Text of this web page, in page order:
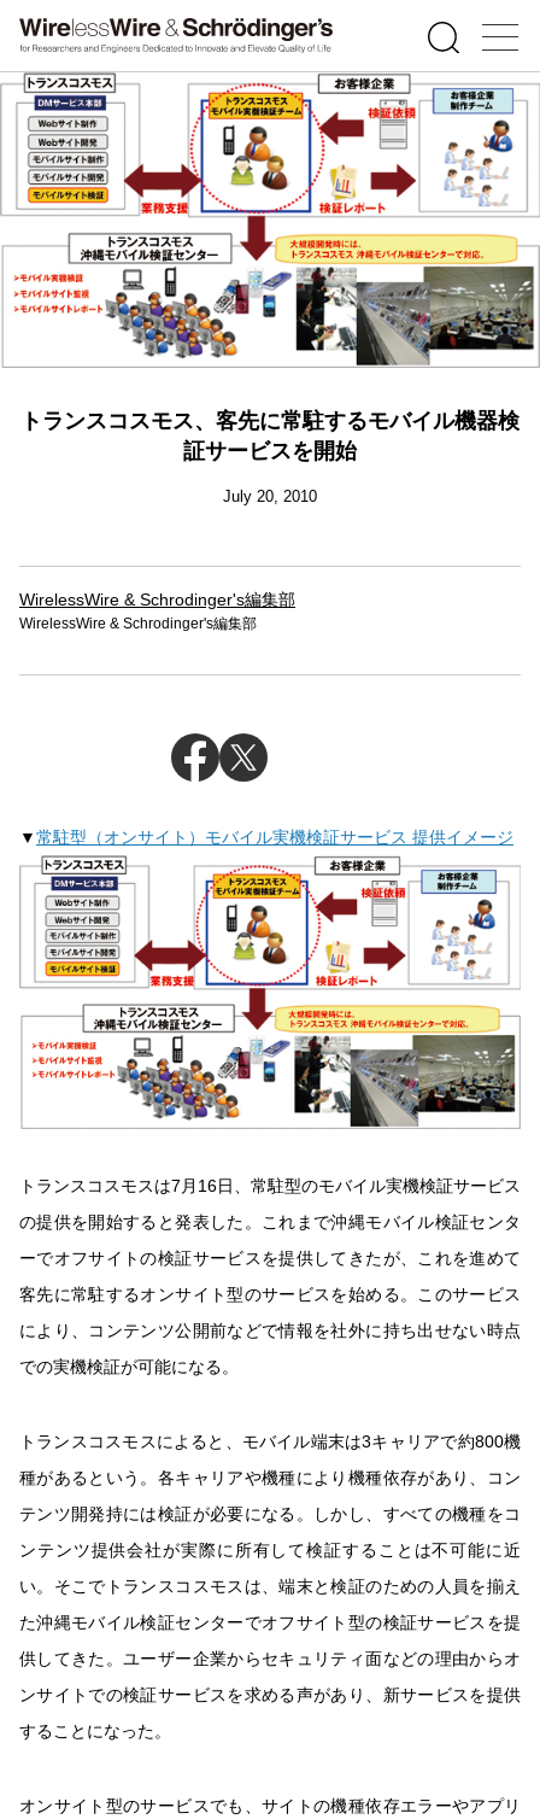
トランスコスモス、客先に常駐するモバイル機器検
証サービスを開始
July 20, 2010
WirelessWire & Schrodinger's編集部
WirelessWire & Schrodinger's編集部
▼常駐型（オンサイト）モバイル実機検証サービス 提供イメージ
トランスコスモスは7月16日、常駐型のモバイル実機検証サービス
の提供を開始すると発表した。これまで沖縄モバイル検証センタ
ーでオフサイトの検証サービスを提供してきたが、これを進めて
客先に常駐するオンサイト型のサービスを始める。このサービス
により、コンテンツ公開前などで情報を社外に持ち出せない時点
での実機検証が可能になる。
トランスコスモスによると、モバイル端末は3キャリアで約800機
種があるという。各キャリアや機種により機種依存があり、コン
テンツ開発持には検証が必要になる。しかし、すべての機種をコ
ンテンツ提供会社が実際に所有して検証することは不可能に近
い。そこでトランスコスモスは、端末と検証のための人員を揃え
た沖縄モバイル検証センターでオフサイト型の検証サービスを提
供してきた。ユーザー企業からセキュリティ面などの理由からオ
ンサイトでの検証サービスを求める声があり、新サービスを提供
することになった。
オンサイト型のサービスでも、サイトの機種依存エラーやアプリ